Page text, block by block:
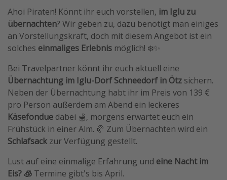
Reise Journal
Familienurlaub in der Türkei
Rundreisen in Thailand
Bahnreisen in der Schweiz
Reisepassfreie Reiseziele
Travel Know How
Silvesterreisen
Last Minute Urlaub Mallorca
Last Minute Urlaub Deutschland
Ahoi Piraten! Könnt ihr euch vorstellen, im Iglu zu
übernachten? Wir geben zu, dazu benötigt man einiges
an Vorstellungskraft, doch mit diesem Angebot ist ein
solches einmaliges Erlebnis möglich! ❄️✨
Bei Travelpartner könnt ihr euch aktuell eine
Übernachtung im Iglu-Dorf Schneedorf in Ötz sichern.
Neben der Übernachtung habt ihr im Preis von 139 €
pro Person außerdem am Abend ein leckeres
Käsefondue dabei 🫕, morgens erwartet euch ein
Frühstück in einer Alm. 🥐 Zum Übernachten wird ein
Schlafsack zur Verfügung gestellt.
Lust auf eine einmalige Erfahrung und eine Nacht im
Eis? 🧊 Termine gibt's bis April.